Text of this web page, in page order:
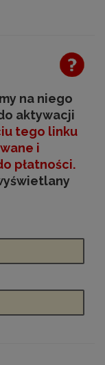
na niego
aktywacji
tego linku
i
płatności.